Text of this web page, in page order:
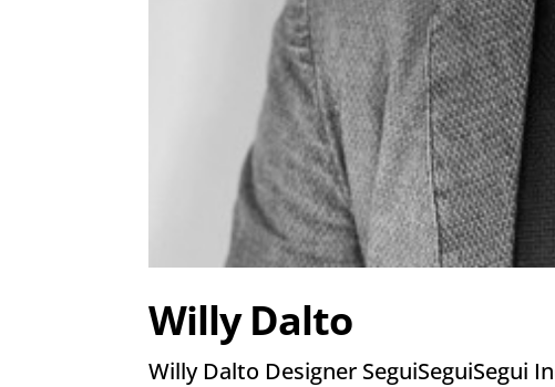
Willy Dalto
Willy Dalto Designer SeguiSeguiSegui